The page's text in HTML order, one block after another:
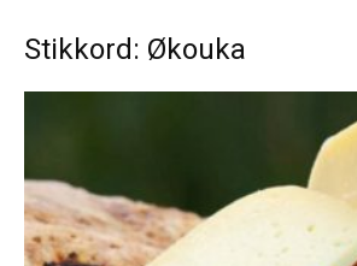
Stikkord: Økouka